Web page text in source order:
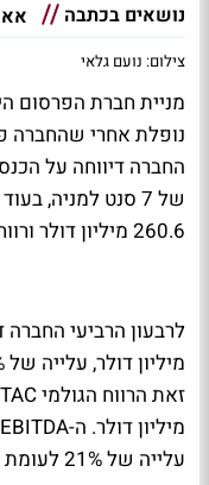
נושאים בכתבה
צילום: נועם גלאי
מניית חברת הפרסום
נופלת אחרי שהחברה
של 7 סנט למניה,
260.6 מיליון דולר ורווח של 13 סנט למניה.
עלייה של 21% לעומת הרבעון המקביל.